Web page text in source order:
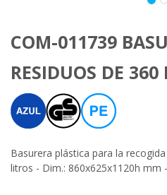
COM-011739
RESIDUOS DE 360
Basurera plástica para la
litros - Dim.: 860x625x1120h mm